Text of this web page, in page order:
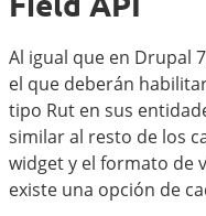
Al igual que en Drupal
el que deberán
tipo Rut en sus
similar al resto de los
widget y el formato de
existe una opción de